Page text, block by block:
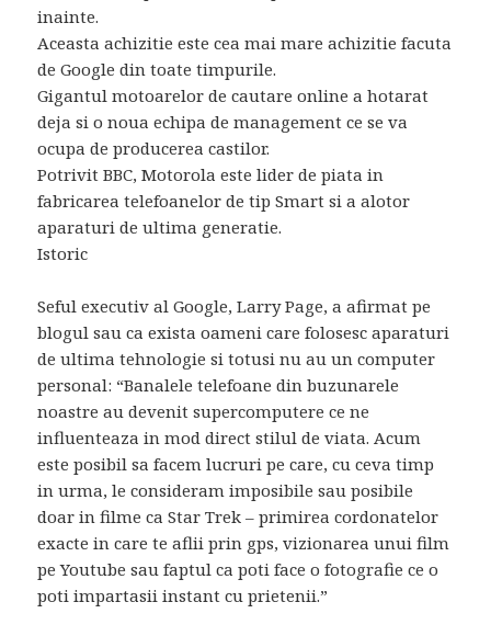
inainte.
Aceasta achizitie este cea mai mare achizitie facuta
de Google din toate timpurile.
Gigantul motoarelor de cautare online a hotarat
deja si o noua echipa de management ce se va
ocupa de producerea castilor.
Potrivit BBC, Motorola este lider de piata in
fabricarea telefoanelor de tip Smart si a alotor
aparaturi de ultima generatie.
Istoric
Seful executiv al Google, Larry Page, a afirmat pe
blogul sau ca exista oameni care folosesc aparaturi
de ultima tehnologie si totusi nu au un computer
personal: “Banalele telefoane din buzunarele
noastre au devenit supercomputere ce ne
influenteaza in mod direct stilul de viata. Acum
este posibil sa facem lucruri pe care, cu ceva timp
in urma, le consideram imposibile sau posibile
doar in filme ca Star Trek – primirea cordonatelor
exacte in care te aflii prin gps, vizionarea unui film
pe Youtube sau faptul ca poti face o fotografie ce o
poti impartasii instant cu prietenii.”